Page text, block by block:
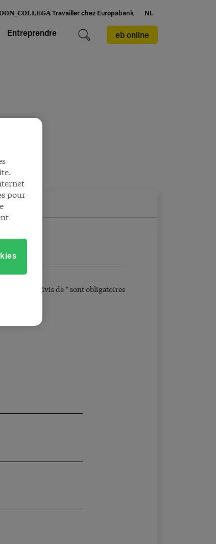
Entreprendre eb online
Travailler chez Europabank NL
champs suivis de * sont obligatoires
pour